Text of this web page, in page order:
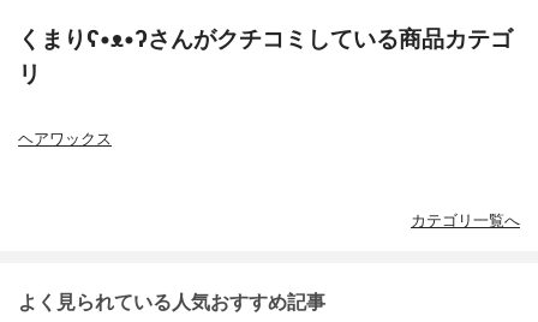
くまりʕ•ᴥ•ʔさんがクチコミしている商品カテゴ
リ
ヘアワックス
カテゴリ一覧へ
よく見られている人気おすすめ記事